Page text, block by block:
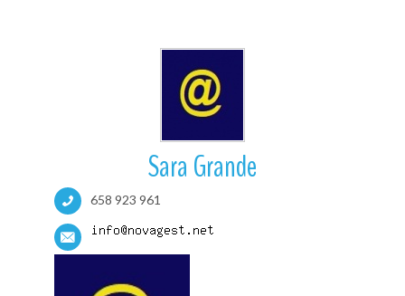
Sara Grande
658 923 961